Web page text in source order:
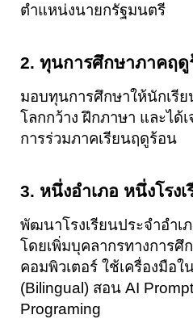
ตำแหน่งนายกรัฐมนตรี
2. ทุนการศึกษาภาคฤดู
มอบทุนการศึกษาให้นักเรีย
โลกกว้าง ฝึกภาษา และได้
การร่วมภาคเรียนฤดูร้อน
3. หนึ่งอำเภอ หนึ่งโรง
พัฒนาโรงเรียนประจำอำเ
โดยเพิ่มบุคลากรทางการศึ
คอมพิวเตอร์ ใช้เครื่องมือ
(Bilingual) สอน AI
Programing